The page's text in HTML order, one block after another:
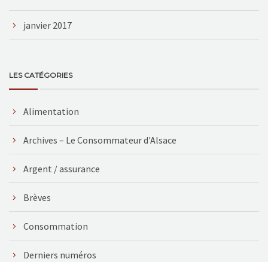
janvier 2017
LES CATÉGORIES
Alimentation
Archives – Le Consommateur d'Alsace
Argent / assurance
Brèves
Consommation
Derniers numéros